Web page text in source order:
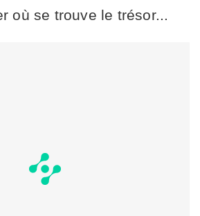
où se trouve le trésor...